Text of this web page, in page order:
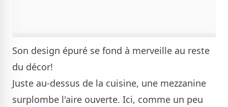
Son design épuré se fond à merveille au reste
du décor!
Juste au-dessus de la cuisine, une mezzanine
surplombe l'aire ouverte. Ici, comme un peu